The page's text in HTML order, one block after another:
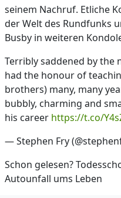
seinem Nachruf. Etliche
der Welt des Rundfunks
Busby in weiteren
Terribly saddened by the
had the honour of
brothers) many, many
bubbly, charming and
his career https://t.co/
— Stephen Fry
Schon gelesen?
Autounfall ums Leben